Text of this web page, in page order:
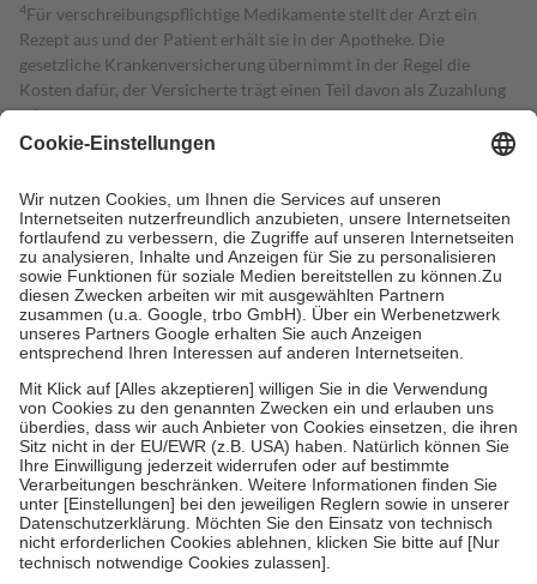
4Für verschreibungspflichtige Medikamente stellt der Arzt ein
Rezept aus und der Patient erhält sie in der Apotheke. Die
gesetzliche Krankenversicherung übernimmt in der Regel die
Kosten dafür, der Versicherte trägt einen Teil davon als Zuzahlung
mit.
Grundsätzlich leisten Mitglieder Zuzahlungen in Höhe von zehn
höchstens zehn Euro.
Es sind jedoch nie mehr als die tatsächlichen
Kosten der Leistung zu entrichten.
Diese Regeln gelten grundsätzlich auch für Online-Apotheken.
Bei Heilmitteln und häuslicher Krankenpflege beträgt die
Zuzahlung zehn Prozent der Kosten sowie zehn Euro je
Verordnung.
Um das Engagement der Versicherten für ihre eigene Gesundheit zu
stärken und die besondere Stellung der Familie zu unterstützen,
fallenkeine Zuzahlungenan bei:
• Kindern und Jugendlichen bis zum vollendeten 18. Lebensjahr
mit Ausnahme der Fahrkosten
• Untersuchungen zur Vorsorge und Früherkennung, die von der
GKV getragen werden
• empfohlenen Schutzimpfungen
• Harn- und Blutteststreifen